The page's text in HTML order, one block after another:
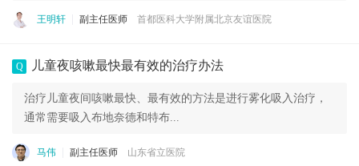
王明轩 副主任医师 首都医科大学附属北京友谊医院
Q 儿童夜咳嗽最快最有效的治疗办法
治疗儿童夜间咳嗽最快、最有效的方法是进行雾化吸入治疗，
通常需要吸入布地奈德和特布...
马伟 副主任医师 山东省立医院